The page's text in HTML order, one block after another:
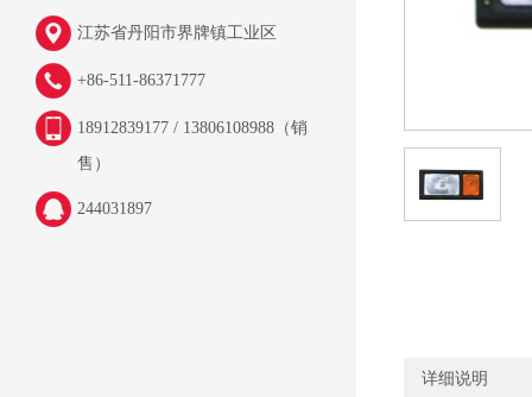
江苏省丹阳市界牌镇工业区
+86-511-86371777
18912839177 / 13806108988（销
售）
244031897
详细说明